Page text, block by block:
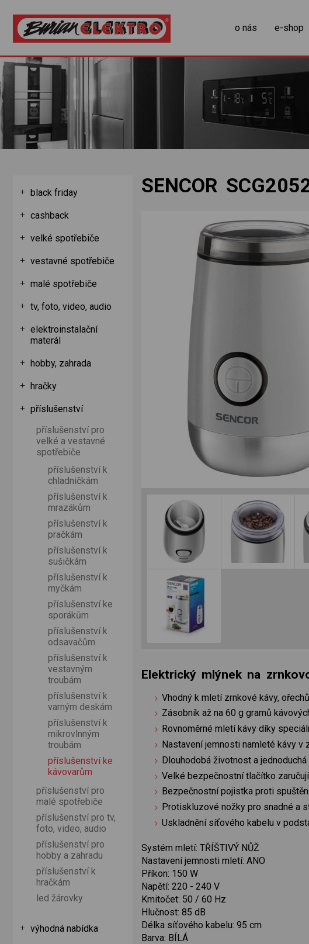
o nás e-shop
SENCOR
Elektrický mlýnek na
Vhodný k mletí zrnkové kávy,
Zásobník až na 60 g gramů
Rovnoměrné mletí kávy díky
Nastavení jemnosti namleté kávy
Dlouhodobá životnost a
Velké bezpečnostní tlačítko
Bezpečnostní pojistka proti
Protiskluzové nožky pro snadné a
Uskladnění síťového kabelu v
Systém mletí: TŘÍŠTIVÝ NŮŽ
Nastavení jemnosti mletí: ANO
Příkon: 150 W
Napětí: 220 - 240 V
Kmitočet: 50 / 60 Hz
Hlučnost: 85 dB
Délka síťového kabelu: 95 cm
Barva: BÍLÁ
black friday
cashback
velké spotřebiče
vestavné spotřebiče
malé spotřebiče
tv, foto, video, audio
elektroinstalační
materál
hobby, zahrada
hračky
příslušenství
příslušenství pro
velké a vestavné
spotřebiče
příslušenství k
chladničkám
příslušenství k
mrazákům
příslušenství k
pračkám
příslušenství k
sušičkám
příslušenství k
myčkám
příslušenství ke
sporákům
příslušenství k
odsavačům
příslušenství k
vestavným
troubám
příslušenství k
varným deskám
příslušenství k
mikrovlnným
troubám
příslušenství ke
kávovarům
příslušenství pro
malé spotřebiče
příslušenství pro tv,
foto, video, audio
příslušenství pro
hobby a zahradu
příslušenství k
hračkám
led žárovky
výhodná nabídka